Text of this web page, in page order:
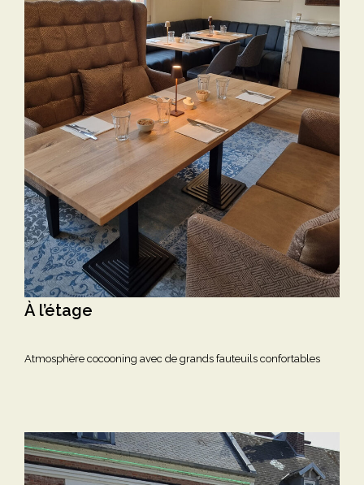
À l’étage
Atmosphère cocooning avec de grands fauteuils confortables